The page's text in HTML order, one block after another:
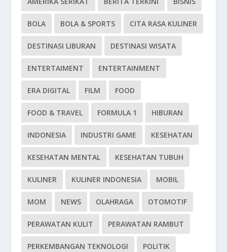
BOLA BOLA & SPORTS CITA RASA KULINER
DESTINASI LIBURAN DESTINASI WISATA
ENTERTAIMENT ENTERTAINMENT
ERA DIGITAL FILM FOOD
FOOD & TRAVEL FORMULA 1 HIBURAN
INDONESIA INDUSTRI GAME KESEHATAN
KESEHATAN MENTAL KESEHATAN TUBUH
KULINER KULINER INDONESIA MOBIL
MOM NEWS OLAHRAGA OTOMOTIF
PERAWATAN KULIT PERAWATAN RAMBUT
PERKEMBANGAN TEKNOLOGI POLITIK